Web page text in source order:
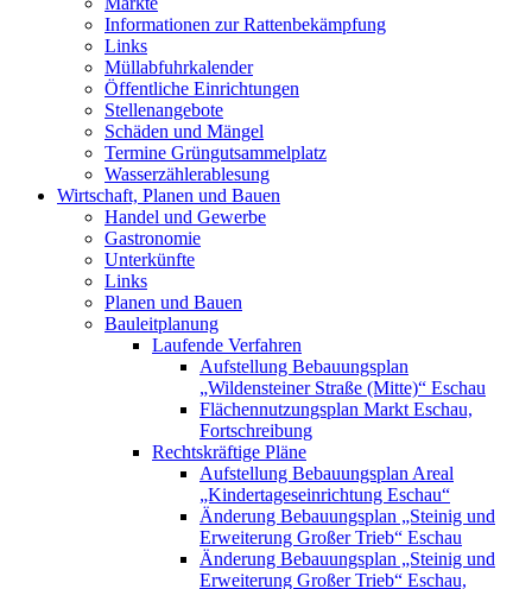
Informationen zur Rattenbekämpfung
Links
Müllabfuhrkalender
Öffentliche Einrichtungen
Stellenangebote
Schäden und Mängel
Termine Grüngutsammelplatz
Wasserzählerablesung
Wirtschaft, Planen und Bauen
Handel und Gewerbe
Gastronomie
Unterkünfte
Links
Planen und Bauen
Bauleitplanung
Laufende Verfahren
Aufstellung Bebauungsplan
„Wildensteiner Straße (Mitte)“ Eschau
Flächennutzungsplan Markt Eschau,
Fortschreibung
Rechtskräftige Pläne
Aufstellung Bebauungsplan Areal
„Kindertageseinrichtung Eschau“
Änderung Bebauungsplan „Steinig und
Erweiterung Großer Trieb“ Eschau
Änderung Bebauungsplan „Steinig und
Erweiterung Großer Trieb“ Eschau,